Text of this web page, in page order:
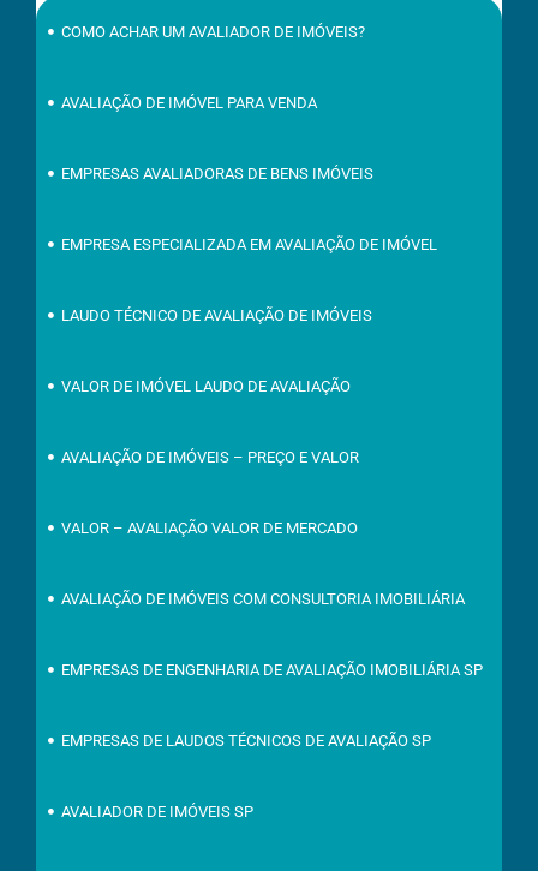
COMO ACHAR UM AVALIADOR DE IMÓVEIS?
AVALIAÇÃO DE IMÓVEL PARA VENDA
EMPRESAS AVALIADORAS DE BENS IMÓVEIS
EMPRESA ESPECIALIZADA EM AVALIAÇÃO DE IMÓVEL
LAUDO TÉCNICO DE AVALIAÇÃO DE IMÓVEIS
VALOR DE IMÓVEL LAUDO DE AVALIAÇÃO
AVALIAÇÃO DE IMÓVEIS – PREÇO E VALOR
VALOR – AVALIAÇÃO VALOR DE MERCADO
AVALIAÇÃO DE IMÓVEIS COM CONSULTORIA IMOBILIÁRIA
EMPRESAS DE ENGENHARIA DE AVALIAÇÃO IMOBILIÁRIA SP
EMPRESAS DE LAUDOS TÉCNICOS DE AVALIAÇÃO SP
AVALIADOR DE IMÓVEIS SP